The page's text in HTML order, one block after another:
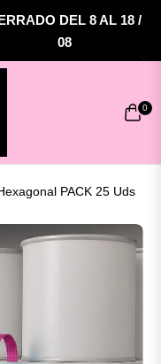
DEL 8 AL 18 /
08
0
PACK 25 Uds